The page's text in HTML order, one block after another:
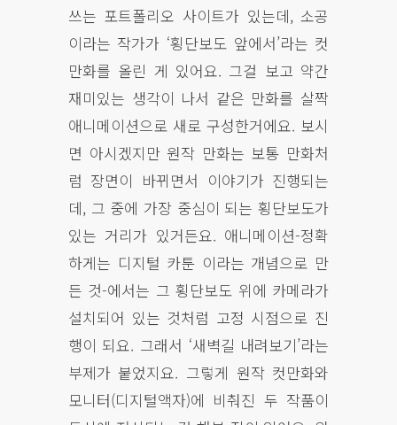
쓰는 포트폴리오 사이트가 있는데, 소공
이라는 작가가 ‘횡단보도 앞에서’라는 컷
만화를 올린 게 있어요. 그걸 보고 약간
재미있는 생각이 나서 같은 만화를 살짝
애니메이션으로 새로 구성한거에요. 보시
면 아시겠지만 원작 만화는 보통 만화처
럼 장면이 바뀌면서 이야기가 진행되는
데, 그 중에 가장 중심이 되는 횡단보도가
있는 거리가 있거든요. 애니메이션-정확
하게는 디지털 카툰 이라는 개념으로 만
든 것-에서는 그 횡단보도 위에 카메라가
설치되어 있는 것처럼 고정 시점으로 진
행이 되요. 그래서 ‘새벽길 내려보기’라는
부제가 붙었지요. 그렇게 원작 컷만화와
모니터(디지털액자)에 비춰진 두 작품이